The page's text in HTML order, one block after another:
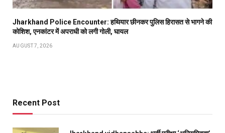
Jharkhand Police Encounter: हथियार छीनकर पुलिस हिरासत से भागने की
कोशिश, एनकांटर में अपराधी को लगी गोली, घायल
AUGUST 7, 2026
Recent Post